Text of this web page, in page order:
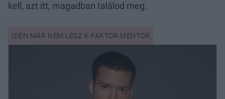
kell, azt itt, magadban találod meg.